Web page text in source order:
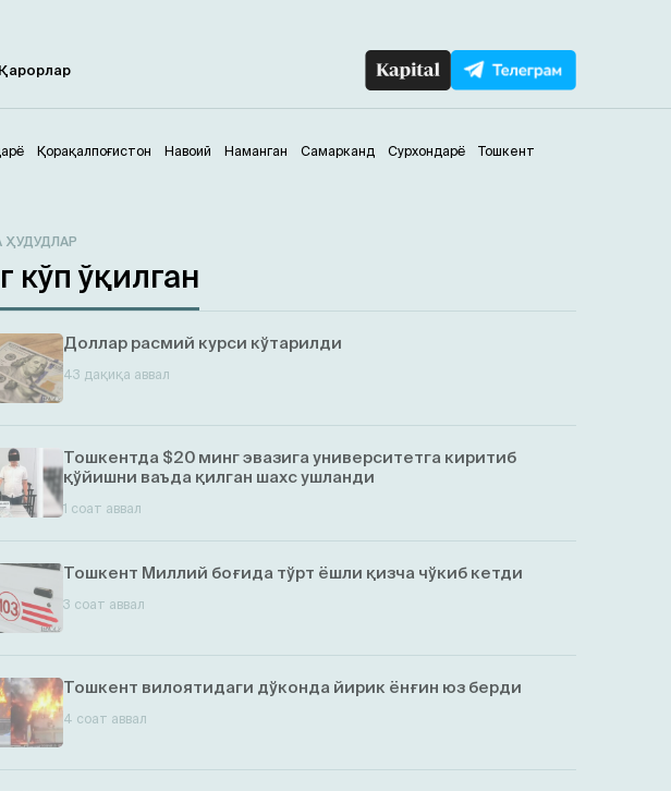
Қарорлар
Қорақалпоғистон Навоий Наманган Самарканд Сурхондарё Тошкент
ҲУДУДЛАР
кўп ўқилган
Доллар расмий курси кўтарилди
43 дақиқа аввал
Тошкентда $20 минг эвазига университетга киритиб
қўйишни ваъда қилган шахс ушланди
1 соат аввал
Тошкент Миллий боғида тўрт ёшли қизча чўкиб кетди
3 соат аввал
Тошкент вилоятидаги дўконда йирик ёнғин юз берди
4 соат аввал